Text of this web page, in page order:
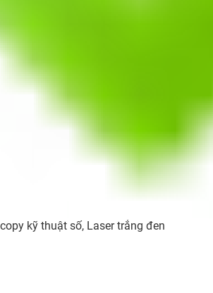
kỹ thuật số, Laser trắng đen